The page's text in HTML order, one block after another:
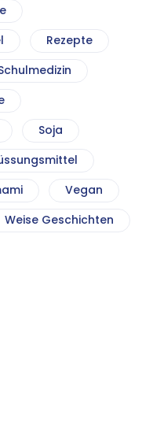
Rezepte
Soja
Vegan
Weise Geschichten